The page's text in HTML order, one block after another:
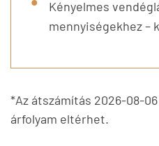
Kényelmes
mennyiségekhez –
*Az átszámítás 2026-08-
árfolyam eltérhet.